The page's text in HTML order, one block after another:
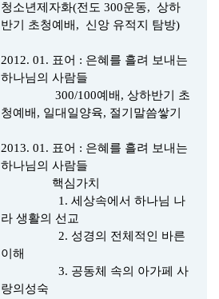
청소년제자화(전도 300운동, 상하
반기 초청예배, 신앙 유적지 탐방)
2012. 01. 표어 : 은혜를 흘려 보내는
하나님의 사람들
300/100예배, 상하반기 초
청예배, 일대일양육, 절기말씀쌓기
2013. 01. 표어 : 은혜를 흘려 보내는
하나님의 사람들
핵심가치
1. 세상속에서 하나님 나
라 생활의 선교
2. 성경의 전체적인 바른
이해
3. 공동체 속의 아가페 사
랑의성숙